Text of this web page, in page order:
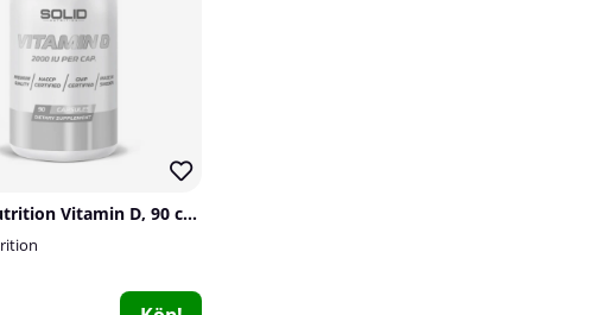
SOLID Nutrition Vitamin D, 90 caps